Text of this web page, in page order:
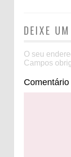
DEIXE
O seu
Campos
Comentário